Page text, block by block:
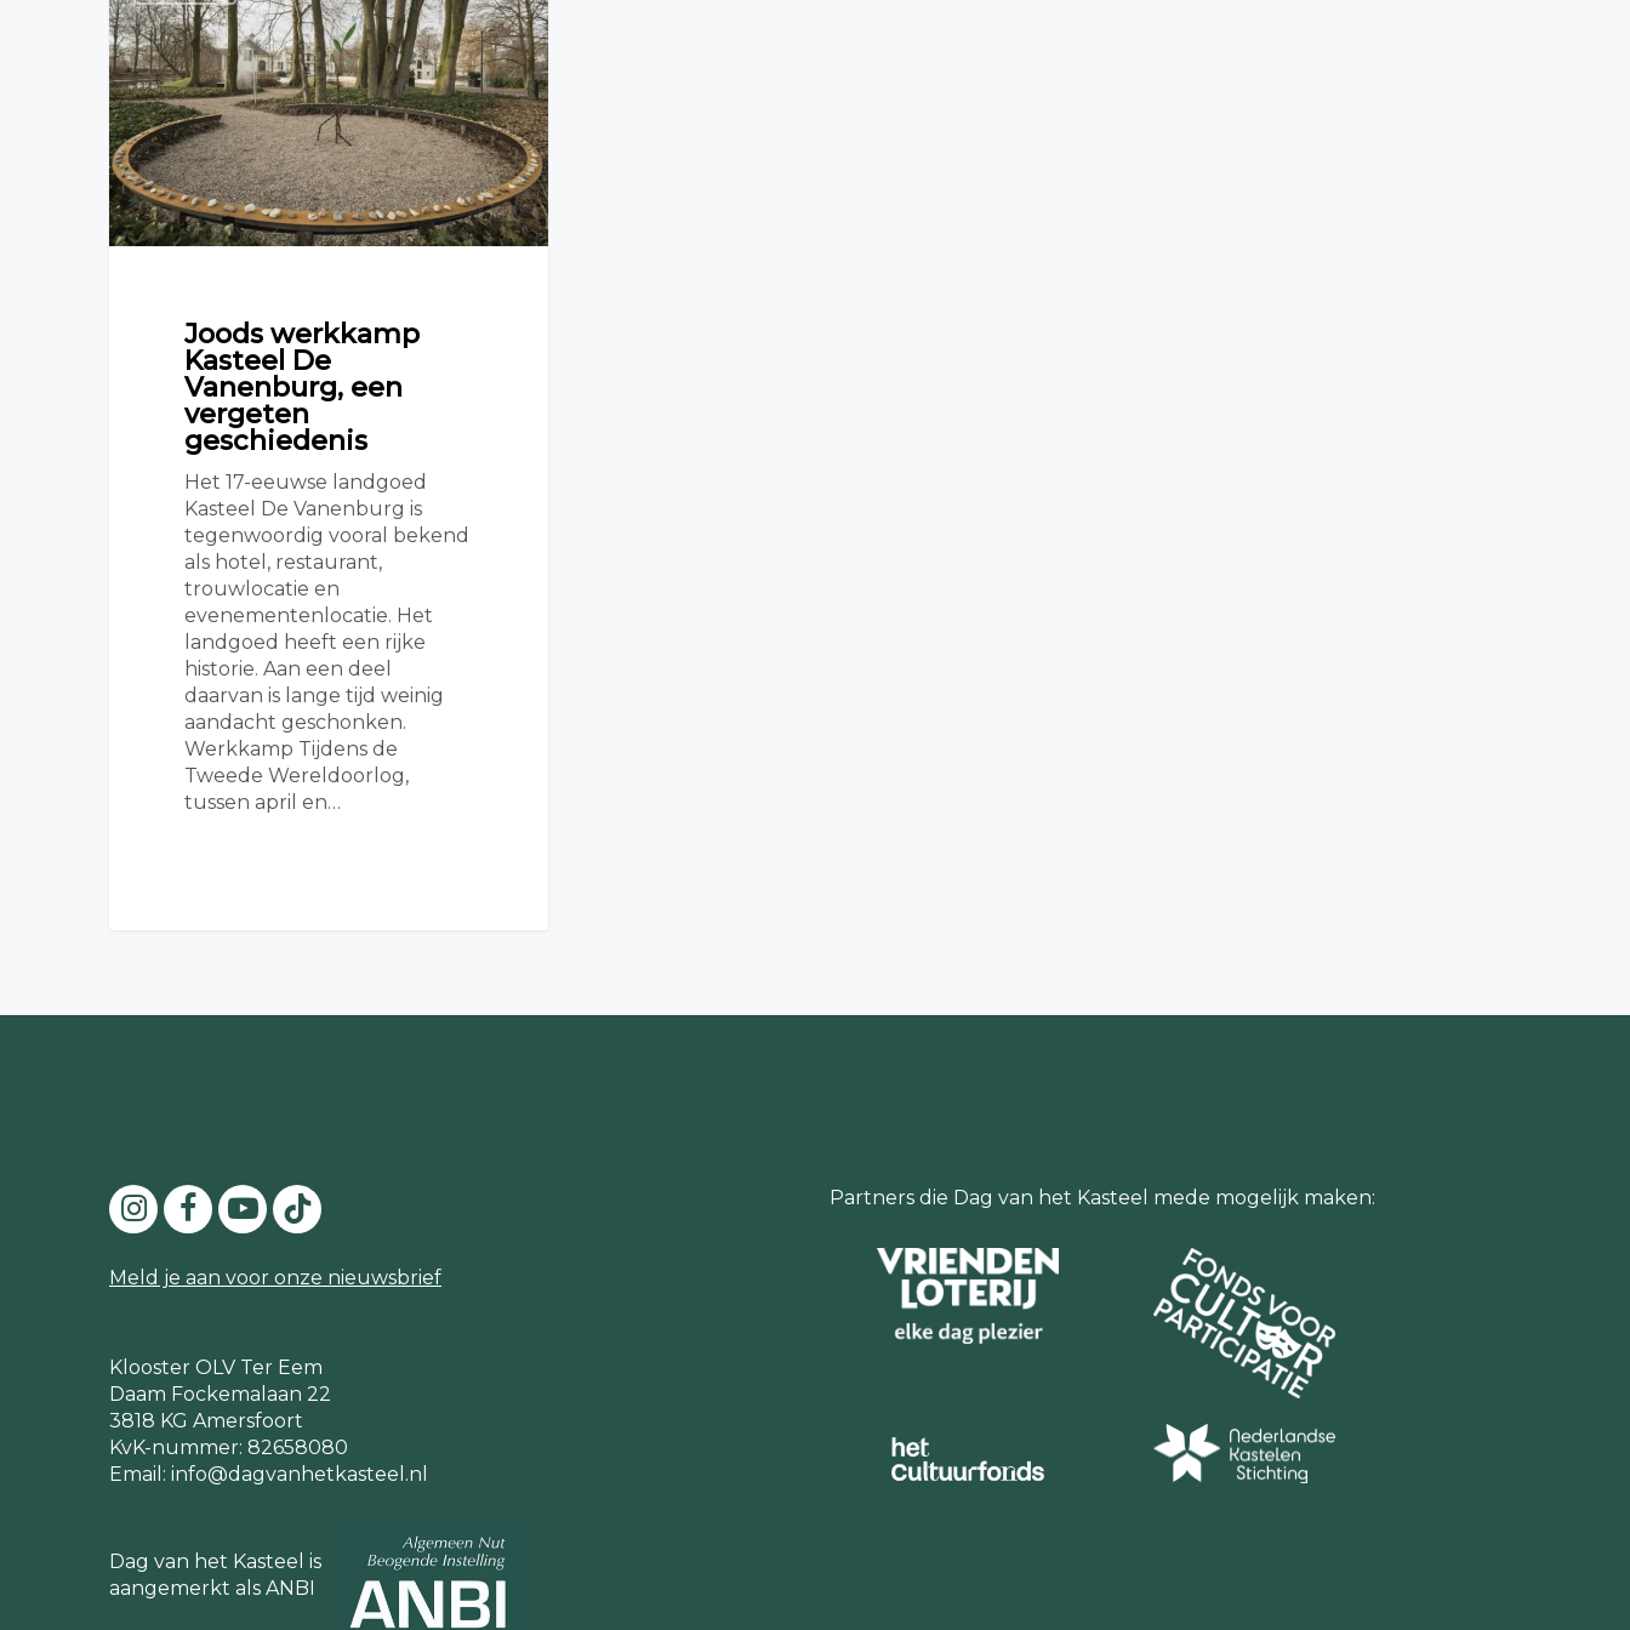
Joods werkkamp
Kasteel De
Vanenburg, een
vergeten
geschiedenis
Het 17-eeuwse landgoed
Kasteel De Vanenburg is
tegenwoordig vooral bekend
als hotel, restaurant,
trouwlocatie en
evenementenlocatie. Het
landgoed heeft een rijke
historie. Aan een deel
daarvan is lange tijd weinig
aandacht geschonken.
Werkkamp Tijdens de
Tweede Wereldoorlog,
tussen april en…
Meld je aan voor onze nieuwsbrief
Klooster OLV Ter Eem
Daam Fockemalaan 22
3818 KG Amersfoort
KvK-nummer: 82658080
Email: info@dagvanhetkasteel.nl
Dag van het Kasteel is
aangemerkt als ANBI
Partners die Dag van het Kasteel mede mogelijk maken: